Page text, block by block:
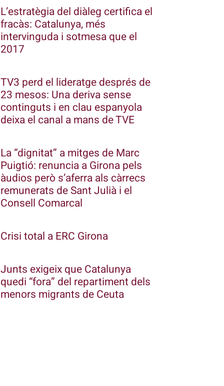
L’estratègia del diàleg certifica el
fracàs: Catalunya, més
intervinguda i sotmesa que el
2017
TV3 perd el lideratge després de
23 mesos: Una deriva sense
continguts i en clau espanyola
deixa el canal a mans de TVE
La “dignitat” a mitges de Marc
Puigtió: renuncia a Girona pels
àudios però s’aferra als càrrecs
remunerats de Sant Julià i el
Consell Comarcal
Crisi total a ERC Girona
Junts exigeix que Catalunya
quedi “fora” del repartiment dels
menors migrants de Ceuta